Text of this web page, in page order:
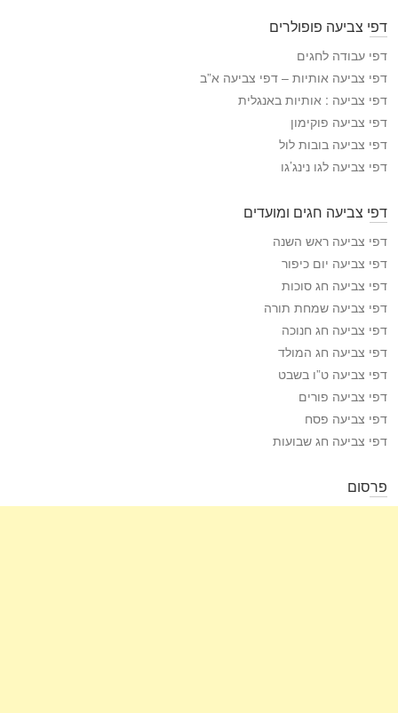
י
ה
צ
י
ע
ה
דפי צביעה פופולרים
דפי עבודה לחגים
דפי צביעה אותיות – דפי צביעה א”ב
דפי צביעה : אותיות באנגלית
דפי צביעה פוקימון
דפי צביעה בובות לול
דפי צביעה לגו נינג’גו
דפי צביעה חגים ומועדים
דפי צביעה ראש השנה
דפי צביעה יום כיפור
דפי צביעה חג סוכות
דפי צביעה שמחת תורה
דפי צביעה חג חנוכה
דפי צביעה חג המולד
דפי צביעה ט”ו בשבט
דפי צביעה פורים
דפי צביעה פסח
דפי צביעה חג שבועות
פרסום